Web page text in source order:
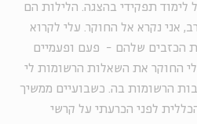
לימוד תפקידי בהצגה. הלילות הם
אני נקרא אל החוקר. עלי לקרוא
הכזבים שלהם - פעם ופעמיים
החוקר את השאלות הרשומות לי
הרשומות בה. כשבועיים ממשיך
לפני הכרעתי על קרשי